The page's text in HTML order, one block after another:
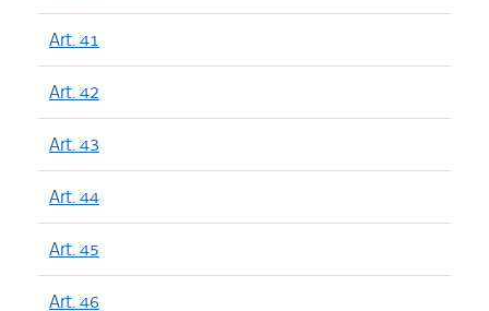
Art. 41
Art. 42
Art. 43
Art. 44
Art. 45
Art. 46